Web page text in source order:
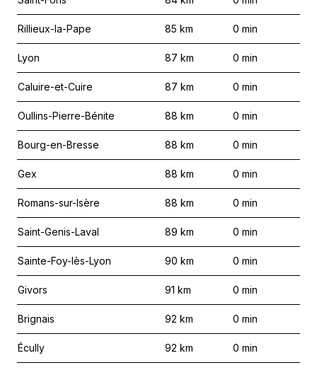
Rillieux-la-Pape 85 km 0 min
Lyon 87 km 0 min
Caluire-et-Cuire 87 km 0 min
Oullins-Pierre-Bénite 88 km 0 min
Bourg-en-Bresse 88 km 0 min
Gex 88 km 0 min
Romans-sur-Isère 88 km 0 min
Saint-Genis-Laval 89 km 0 min
Sainte-Foy-lès-Lyon 90 km 0 min
Givors 91 km 0 min
Brignais 92 km 0 min
Écully 92 km 0 min